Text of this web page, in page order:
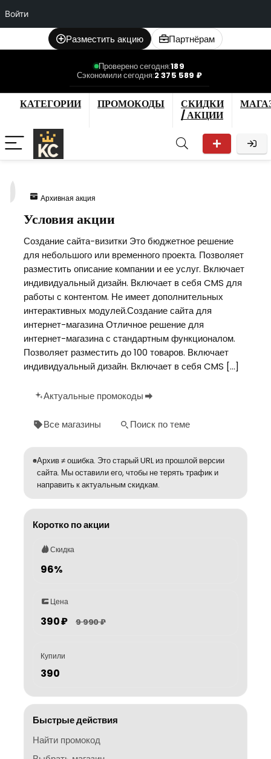
Войти
Разместить акцию Партнёрам
Проверено сегодня:189
Сэкономили сегодня:2 375 589 ₽
КАТЕГОРИИ ПРОМОКОДЫ
СКИДКИ
/ АКЦИИ
Архивная акция
Условия акции
Создание сайта-визитки Это бюджетное решение
для небольшого или временного проекта. Позволяет
разместить описание компании и ее услуг. Включает
индивидуальный дизайн. Включает в себя CMS для
работы с контентом. Не имеет дополнительных
интерактивных модулей.Создание сайта для
интернет-магазина Отличное решение для
интернет-магазина с стандартным функционалом.
Позволяет разместить до 100 товаров. Включает
индивидуальный дизайн. Включает в себя CMS […]
Актуальные промокоды
Все магазины Поиск по теме
Архив ≠ ошибка. Это старый URL из прошлой версии
сайта. Мы оставили его, чтобы не терять трафик и
направить к актуальным скидкам.
Коротко по акции
Скидка
96%
Цена
390 ₽ 9 990 ₽
Купили
390
Быстрые действия
Найти промокод